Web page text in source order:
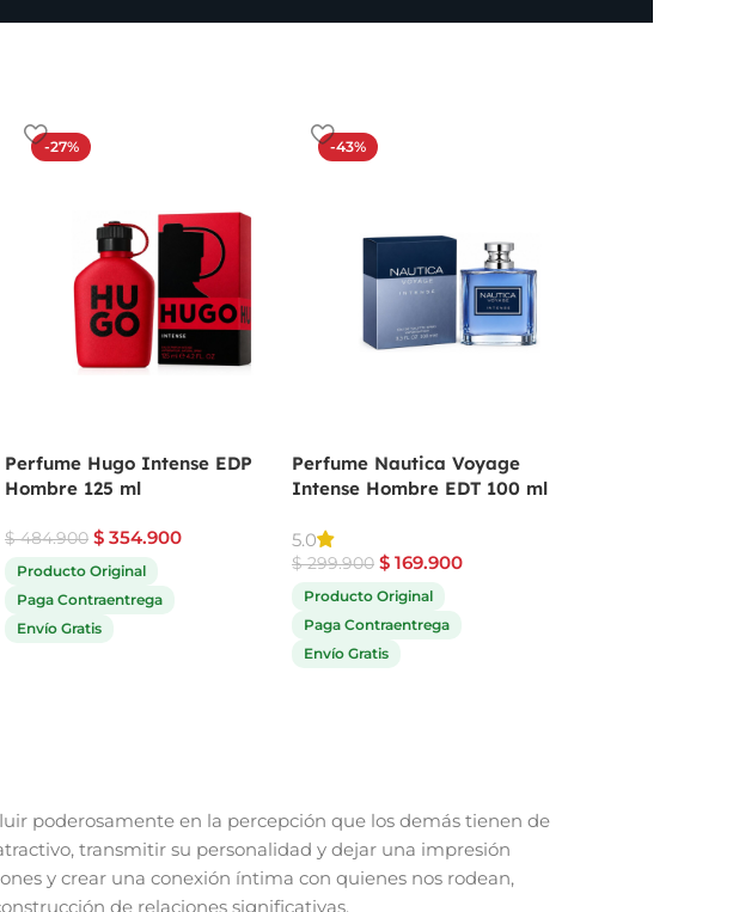
-27%
Perfume Hugo Intense EDP
Hombre 125 ml
$484.900 $ 354.900
Producto Original
Paga Contraentrega
Envío Gratis
-43%
Perfume Nautica Voyage
Intense Hombre EDT 100 ml
5.0
$299.900 $ 169.900
Producto Original
Paga Contraentrega
Envío Gratis
poderosamente en la percepción que los demás tienen de
transmitir su personalidad y dejar una impresión
y crear una conexión íntima con quienes nos rodean,
de relaciones significativas.